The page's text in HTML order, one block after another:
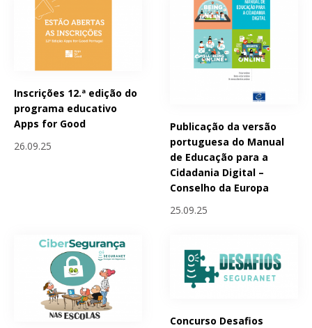
Inscrições 12.ª edição do
programa educativo
Apps for Good
26.09.25
Publicação da versão
portuguesa do Manual
de Educação para a
Cidadania Digital –
Conselho da Europa
25.09.25
Concurso Desafios